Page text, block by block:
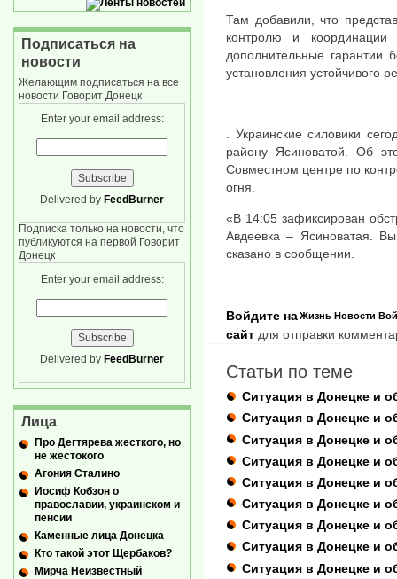
Там добавили, что
контролю и
дополнительные гарантии
установления устойчивого
. Украинские силовики
району Ясиноватой. Об
Совместном центре по
огня.
«В 14:05 зафиксирован
Авдеевка – Ясиноватая.
сказано в сообщении.
Жизнь Новости
Войдите на
сайт для отправки
Статьи по теме
Ситуация в Донецке и
Ситуация в Донецке и
Ситуация в Донецке и
Ситуация в Донецке и
Ситуация в Донецке и
Ситуация в Донецке и
Ситуация в Донецке и
Ситуация в Донецке и
Ситуация в Донецке и
Подписаться на
новости
Желающим подписаться на все
новости Говорит Донецк
Enter your email address:
Delivered by FeedBurner
Подписка только на новости, что
публикуются на первой Говорит
Донецк
Enter your email address:
Delivered by FeedBurner
Лица
Про Дегтярева жесткого, но
не жестокого
Агония Сталино
Иосиф Кобзон о
православии, украинском и
пенсии
Каменные лица Донецка
Кто такой этот Щербаков?
Мирча Неизвестный